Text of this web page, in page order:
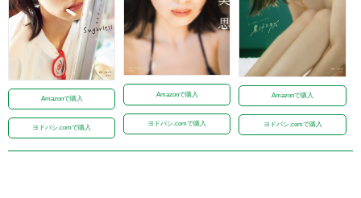
Amazonで購入
ヨドバシ.comで購入
Amazonで購入
ヨドバシ.comで購入
Amazonで購入
ヨドバシ.comで購入